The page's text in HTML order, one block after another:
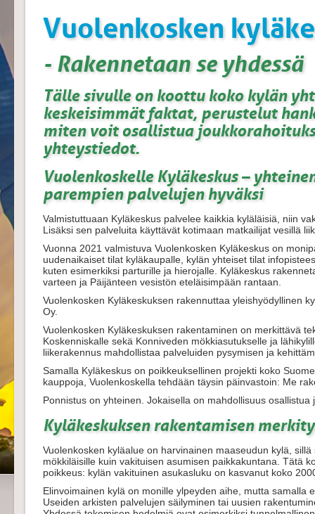
Vuolenkosken
- Rakennetaan se yhdessä
Tälle sivulle on koottu koko kylän
keskeisimmät faktat, perustelut
miten voit osallistua
yhteystiedot.
Vuolenkoskelle Kyläkeskus –
parempien palvelujen hyväksi
Valmistuttuaan Kyläkeskus palvelee kaikkia kyläläisiä, niin
Lisäksi sen palveluita käyttävät kotimaan matkailijat vesillä
Vuonna 2021 valmistuva Vuolenkosken Kyläkeskus on
uudenaikaiset tilat kyläkaupalle, kylän yhteiset tilat
kuten esimerkiksi parturille ja hierojalle. Kyläkeskus
varteen ja Päijänteen vesistön eteläisimpään rantaan.
Vuolenkosken Kyläkeskuksen rakennuttaa yleishyödyllinen
Oy.
Vuolenkosken Kyläkeskuksen rakentaminen on merkittävä
Koskenniskalle sekä Konniveden mökkiasutukselle ja
liikerakennus mahdollistaa palveluiden pysymisen ja
Samalla Kyläkeskus on poikkeuksellinen projekti koko
kauppoja, Vuolenkoskella tehdään täysin päinvastoin: Me
Ponnistus on yhteinen. Jokaisella on mahdollisuus
Kyläkeskuksen rakentamisen
Vuolenkosken kyläalue on harvinainen maaseudun kylä,
mökkiläisille kuin vakituisen asumisen paikkakuntana. Tätä
poikkeus: kylän vakituinen asukasluku on kasvanut koko
Elinvoimainen kylä on monille ylpeyden aihe, mutta samalla
Useiden arkisten palvelujen säilyminen tai uusien